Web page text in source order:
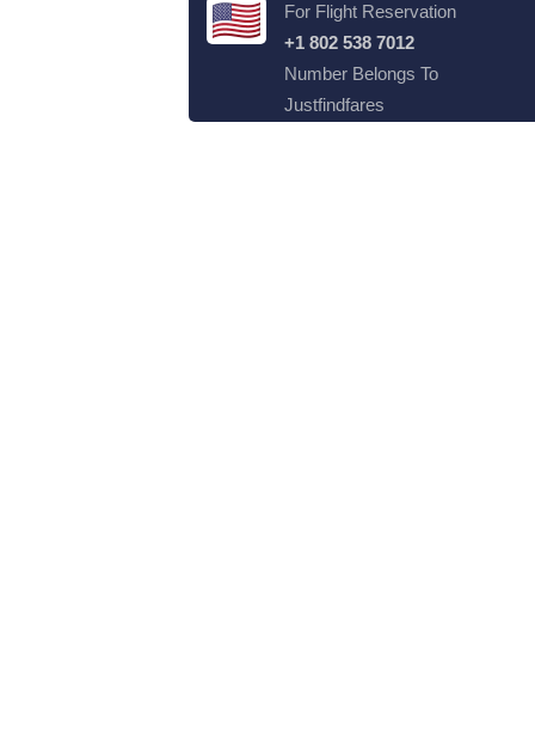
For Flight Reservation
+1 802 538 7012
Number Belongs To
Justfindfares